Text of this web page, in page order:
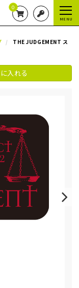
0
MENU
THE JUDGEMENT ス
入れる